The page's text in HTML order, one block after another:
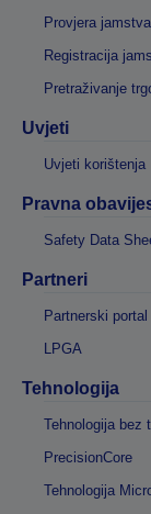
Provjera jamstva
Registracija
Pretraživanje
Uvjeti
Uvjeti korištenja
Pravna
Safety Data
Partneri
Partnerski
LPGA
Tehnologija
Tehnologija bez
PrecisionCore
Tehnologija